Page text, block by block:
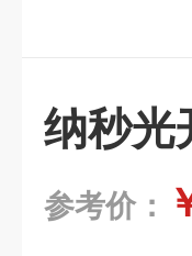
纳秒光
参考价：